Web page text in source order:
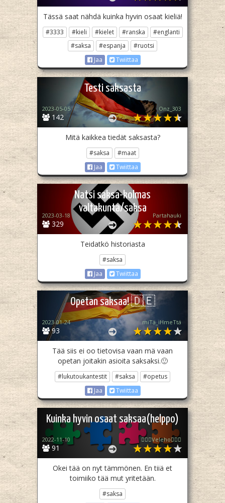
Tässä saat nähdä kuinka hyvin osaat kieliä!
#3333 #kieli #kielet #ranska
#englanti
#saksa
#espanja
#ruotsi
Jaa
Twiittaa
Testi saksasta
142
2023-05-05 Onz_303
Mitä kaikkea tiedät saksasta?
#saksa
#maat
Jaa
Twiittaa
Natsi saksa-kolmas
valtakunta/saksa
329
2023-03-18 Partahauki
Teidatkö historiasta
#saksa
Jaa
Twiittaa
Opetan saksaa! 🇩🇪
93
2023-01-24 miTä_iHmeTtä
Tää siis ei oo tietovisa vaan mä vaan
opetan joitakin asioita saksaksi.🙂
#lukutoukantestit #saksa
#opetus
Jaa
Twiittaa
Kuinka hyvin osaat saksaa(helppo)
91
2022-11-10 🧙🏻‍♀️Veleho🧙🏻‍♀️
Okei tää on nyt tämmönen. En tiiä et
toimiiko tää mut yritetään.
#saksa